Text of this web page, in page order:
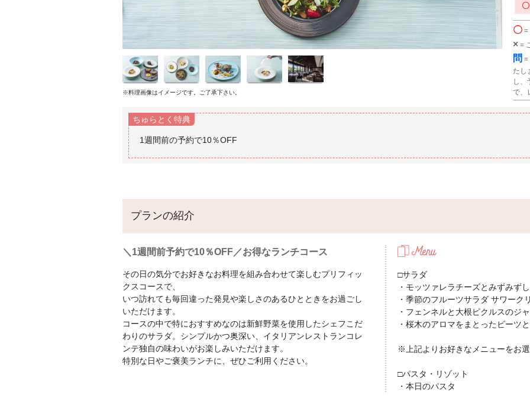
※料理画像はイメージです。ご了承下さい。
〇 =
× =
問 =
たし
し、
で、
ちゅらとく特典
プランの紹介
＼1週間前予約で10％OFF／お得なランチコース
その日の気分でお好きなお料理を組み合わせて楽しむプリフィッ
クスコースで、
いつ訪れても毎回違った発見や楽しさのあるひとときをお過ごし
いただけます。
コースの中で特におすすめなのは新鮮野菜を使用したシェフこだ
わりのサラダ。シンプルかつ奥深い、イタリアンレストランコレ
ンテ独自の味わいがお楽しみいただけます。
特別な日やご褒美ランチに、ぜひご利用ください。
□サラダ
・モッツァレラチーズとみずみず
・季節のフルーツサラダ サワーク
・フェンネルと大根ピクルスのジ
・桜木のアロマをまとったビーツ
※上記よりお好きなメニューをお
□パスタ・リゾット
・本日のパスタ